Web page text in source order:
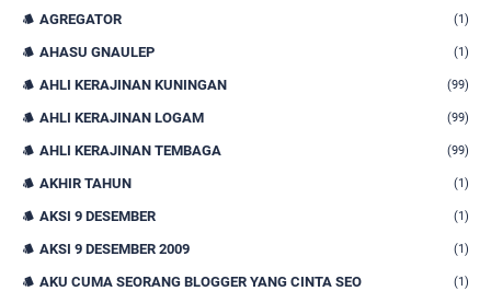
AGREGATOR (1)
AHASU GNAULEP (1)
AHLI KERAJINAN KUNINGAN (99)
AHLI KERAJINAN LOGAM (99)
AHLI KERAJINAN TEMBAGA (99)
AKHIR TAHUN (1)
AKSI 9 DESEMBER (1)
AKSI 9 DESEMBER 2009 (1)
AKU CUMA SEORANG BLOGGER YANG CINTA SEO (1)